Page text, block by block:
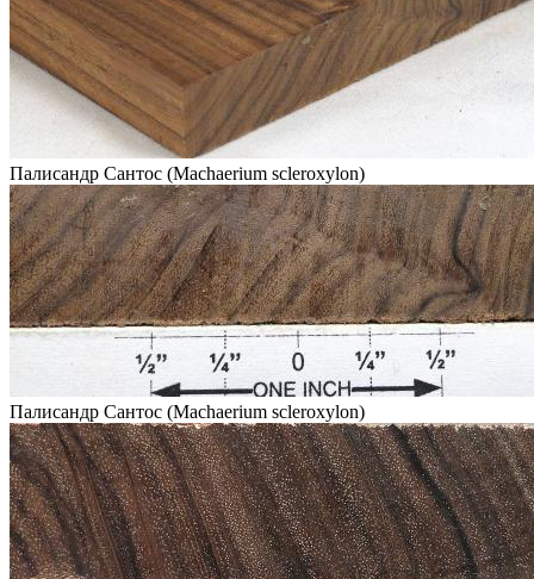
Палисандр Сантос (Machaerium scleroxylon)
Палисандр Сантос (Machaerium scleroxylon)